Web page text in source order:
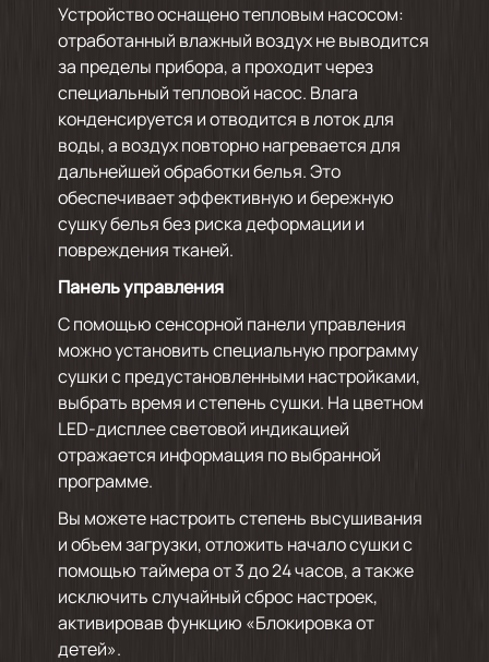
Устройство оснащено тепловым насосом:
отработанный влажный воздух не выводится
за пределы прибора, а проходит через
специальный тепловой насос. Влага
конденсируется и отводится в лоток для
воды, а воздух повторно нагревается для
дальнейшей обработки белья. Это
обеспечивает эффективную и бережную
сушку белья без риска деформации и
повреждения тканей.
Панель управления
С помощью сенсорной панели управления
можно установить специальную программу
сушки с предустановленными настройками,
выбрать время и степень сушки. На цветном
LED-дисплее световой индикацией
отражается информация по выбранной
программе.
Вы можете настроить степень высушивания
и объем загрузки, отложить начало сушки с
помощью таймера от 3 до 24 часов, а также
исключить случайный сброс настроек,
активировав функцию «Блокировка от
детей».